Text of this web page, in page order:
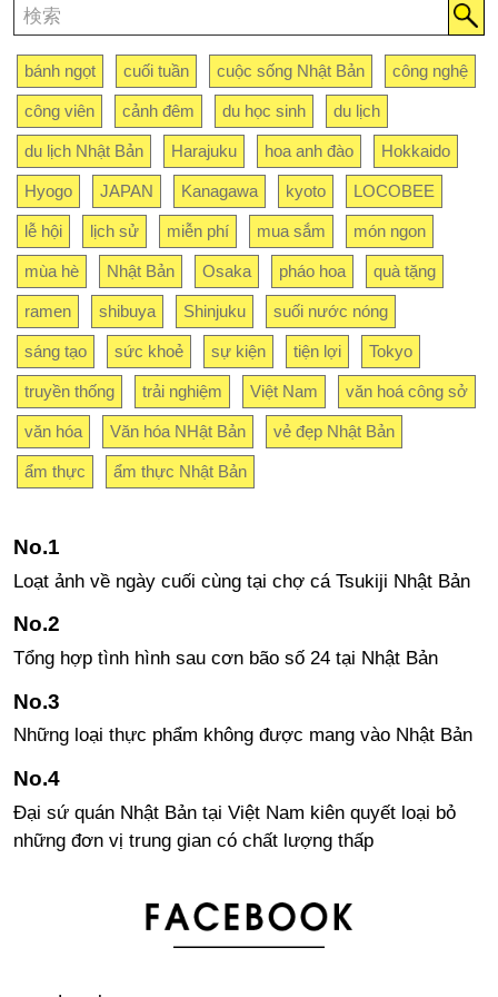
bánh ngọt cuối tuần cuộc sống Nhật Bản công nghệ
công viên cảnh đêm du học sinh du lịch
du lịch Nhật Bản Harajuku hoa anh đào Hokkaido
Hyogo JAPAN Kanagawa kyoto LOCOBEE
lễ hội lịch sử miễn phí mua sắm món ngon
mùa hè Nhật Bản Osaka pháo hoa quà tặng
ramen shibuya Shinjuku suối nước nóng
sáng tạo sức khoẻ sự kiện tiện lợi Tokyo
truyền thống trải nghiệm Việt Nam văn hoá công sở
văn hóa Văn hóa NHật Bản vẻ đẹp Nhật Bản
ẩm thực ẩm thực Nhật Bản
Loạt ảnh về ngày cuối cùng tại chợ cá Tsukiji Nhật Bản
Tổng hợp tình hình sau cơn bão số 24 tại Nhật Bản
Những loại thực phẩm không được mang vào Nhật Bản
Đại sứ quán Nhật Bản tại Việt Nam kiên quyết loại bỏ
những đơn vị trung gian có chất lượng thấp
Gate Tower - một công trình đáng kinh ngạc